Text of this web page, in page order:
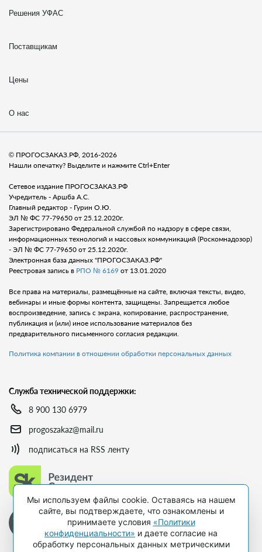
Решения УФАС
Поставщикам
Цены
О нас
© ПРОГОСЗАКАЗ.РФ, 2016-2026
Нашли опечатку? Выделите и нажмите Ctrl+Enter
Сетевое издание ПРОГОСЗАКАЗ.РФ
Учредитель - Аршба А.С.
Главный редактор - Гурин О.Ю.
ЭЛ № ФС 77-79650 от 25.12.2020г.
Зарегистрировано Федеральной службой по надзору в сфере связи,
информационных технологий и массовых коммуникаций (Роскомнадозор)
- ЭЛ № ФС 77-79650 от 25.12.2020г.
Электронная база данных "ПРОГОСЗАКАЗ.РФ"
Реестровая запись в РПО № 6169 от 13.01.2020
Все права на материалы, размещённые на сайте, включая тексты, видео,
вебинары и иные формы контента, защищены. Запрещается любое
воспроизведение, запись с экрана, копирование, распространение,
публикация и (или) иное использование материалов без
предварительного письменного согласия редакции.
Политика компании в отношении обработки персональных данных
Служба технической поддержки:
8 900 130 6979
progoszakaz@mail.ru
подписаться на RSS ленту
Мы используем файлы cookie. Оставаясь на нашем
сайте, вы подтверждаете, что ознакомлены и
принимаете условия «Политики
конфиденциальности» и даете согласие на
обработку персональных данных метрическими